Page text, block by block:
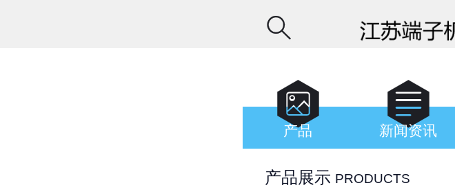


产品 
新闻资讯
产品展示 PRODUCTS